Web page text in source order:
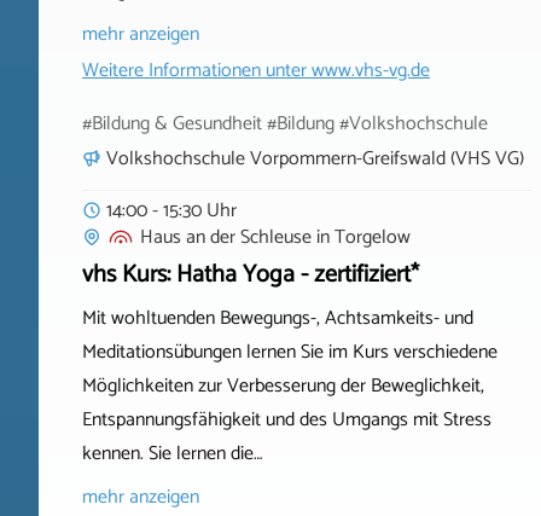
mehr anzeigen
Weitere Informationen unterwww.vhs-vg.de
#Bildung & Gesundheit #Bildung #Volkshochschule
Volkshochschule Vorpommern-Greifswald (VHS VG)
14:00 - 15:30 Uhr
Haus an der SchleuseinTorgelow
vhs Kurs: Hatha Yoga - zertifiziert*
Mit wohltuenden Bewegungs-, Achtsamkeits- und
Meditationsübungen lernen Sie im Kurs verschiedene
Möglichkeiten zur Verbesserung der Beweglichkeit,
Entspannungsfähigkeit und des Umgangs mit Stress
kennen. Sie lernen die…
mehr anzeigen